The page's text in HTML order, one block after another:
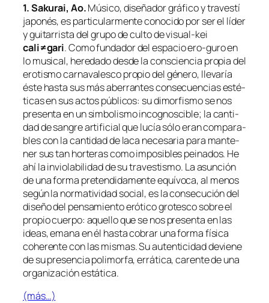
1.Sakurai, Ao.Músico, di­se­ña­dor grá­fi­co y tra­ves­tí
ja­po­nés, es par­ti­cu­lar­men­te co­no­ci­do por ser el lí­der
y gui­ta­rris­ta del gru­po de cul­to devisual-kei
cali≠gari. Como fun­da­dor del es­pa­cioero-guroen
lo mu­si­cal, he­re­da­do des­de la cons­cien­cia pro­pia del
ero­tis­mo car­na­va­les­co pro­pio del gé­ne­ro, lle­va­ría
és­te has­ta sus más abe­rran­tes con­se­cuen­cias es­té­
ti­cas en sus ac­tos pú­bli­cos: su di­mor­fis­mo se nos
pre­sen­ta en un sim­bo­lis­mo in­cog­nos­ci­ble; la can­ti­
dad de san­gre ar­ti­fi­cial que lu­cía só­lo eran com­pa­ra­
bles con la can­ti­dad de la­ca ne­ce­sa­ria pa­ra man­te­
ner sus tan hor­te­ras co­mo im­po­si­bles pei­na­dos. He
ahí la in­vio­la­bi­li­dad de su tra­ves­tis­mo. La asun­ción
de una for­ma pre­ten­di­da­men­te equí­vo­ca, al me­nos
se­gún la nor­ma­ti­vi­dad so­cial, es la con­se­cu­ción del
di­se­ño del pen­sa­mien­to eró­ti­co gro­tes­co so­bre el
pro­pio cuer­po: aque­llo que se nos pre­sen­ta en las
ideas, ema­na en él has­ta co­brar una for­ma fí­si­ca
cohe­ren­te con las mis­mas. Su au­ten­ti­ci­dad de­vie­ne
de su pre­sen­cia po­li­mor­fa, errá­ti­ca, ca­ren­te de una
or­ga­ni­za­ción estática.
(más…)